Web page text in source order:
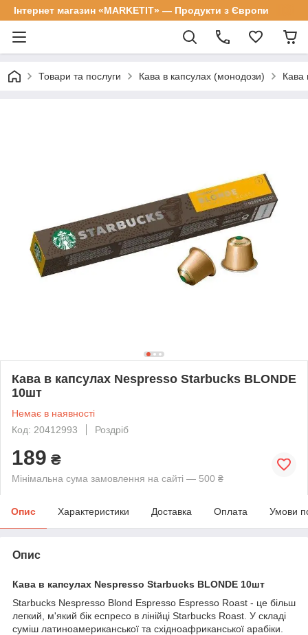
Інтернет магазин «MARKETIT» — Продукти з Європи
Товари та послуги Кава в капсулах (монодози) Кава
Кава в капсулах Nespresso Starbucks BLONDE
10шт
Немає в наявності
Код: 20412993
Роздріб
189 ₴
Мінімальна сума замовлення на сайті — 500 ₴
Опис Характеристики Доставка Оплата Умови
Опис
Кава в капсулах Nespresso Starbucks BLONDE 10шт
Starbucks Nespresso Blond Espresso Espresso Roast - це більш
легкий, м'який бік еспресо в лінійці Starbucks Roast. У складі
суміш латиноамериканської та східноафриканської арабіки.